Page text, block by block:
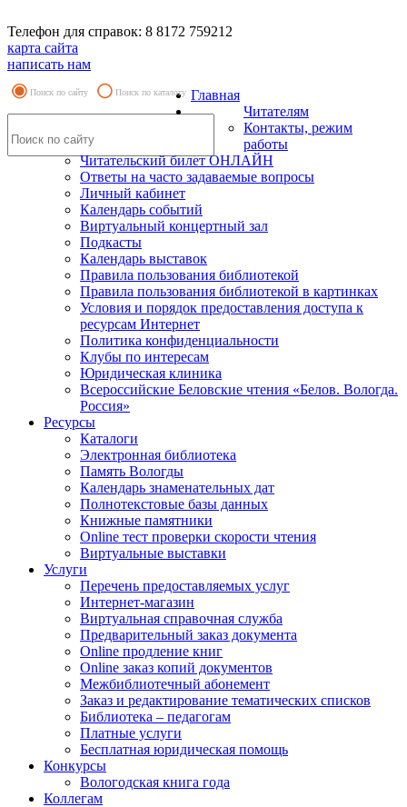
Телефон для справок: 8 8172 759212
карта сайта
написать нам
Поиск по сайту Поиск по каталогу Главная
Читателям
Контакты, режим
работы
Читательский билет ОНЛАЙН
Ответы на часто задаваемые вопросы
Личный кабинет
Календарь событий
Виртуальный концертный зал
Подкасты
Календарь выставок
Правила пользования библиотекой
Правила пользования библиотекой в картинках
Условия и порядок предоставления доступа к
ресурсам Интернет
Политика конфиденциальности
Клубы по интересам
Юридическая клиника
Всероссийские Беловские чтения «Белов. Вологда.
Россия»
Ресурсы
Каталоги
Электронная библиотека
Память Вологды
Календарь знаменательных дат
Полнотекстовые базы данных
Книжные памятники
Online тест проверки скорости чтения
Виртуальные выставки
Услуги
Перечень предоставляемых услуг
Интернет-магазин
Виртуальная справочная служба
Предварительный заказ документа
Online продление книг
Online заказ копий документов
Межбиблиотечный абонемент
Заказ и редактирование тематических списков
Библиотека – педагогам
Платные услуги
Бесплатная юридическая помощь
Конкурсы
Вологодская книга года
Коллегам